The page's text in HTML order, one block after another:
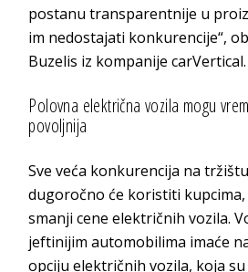
postanu transparentnije u
im nedostajati konkurencije“,
Buzelis iz kompanije carVertical.
Polovna električna vozila mogu
povoljnija
Sve veća konkurencija na
dugoročno će koristiti
smanji cene električnih vozila.
jeftinijim automobilima imaće
opciju električnih vozila, koja